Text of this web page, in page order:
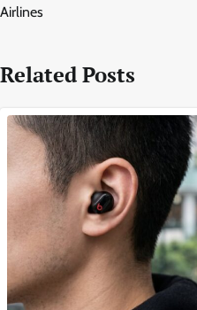
Airlines
Related Posts